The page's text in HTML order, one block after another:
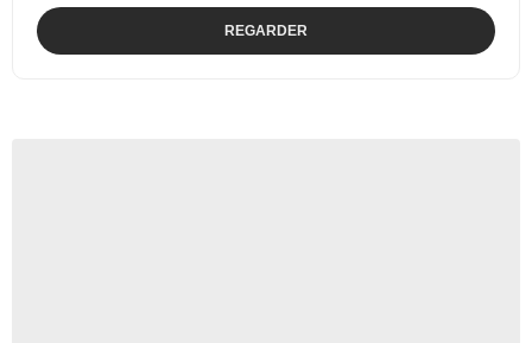
REGARDER